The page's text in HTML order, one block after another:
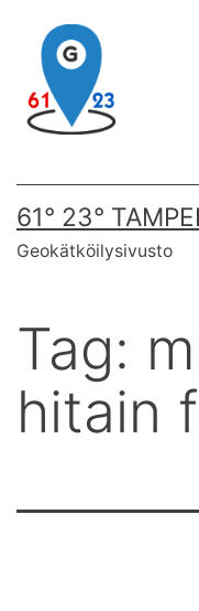
content
61° 23°
Geokätköilysivusto
Tag:
hitain